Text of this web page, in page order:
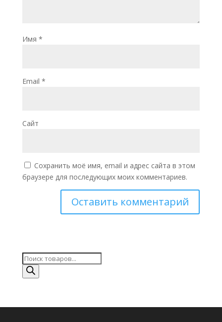
Имя *
Email *
Сайт
Сохранить моё имя, email и адрес сайта в этом
браузере для последующих моих комментариев.
Поиск
товаров